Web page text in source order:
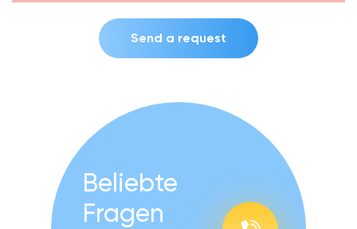
Send a request
Beliebte
Fragen